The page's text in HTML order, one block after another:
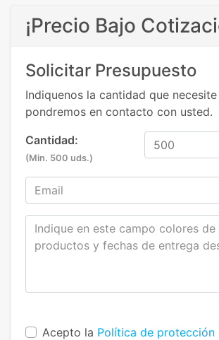
¡Precio Bajo
Solicitar Presupuesto
Indiquenos la cantidad que
pondremos en contacto con usted.
Cantidad:
(Min. 500 uds.)
Acepto la Política de protección